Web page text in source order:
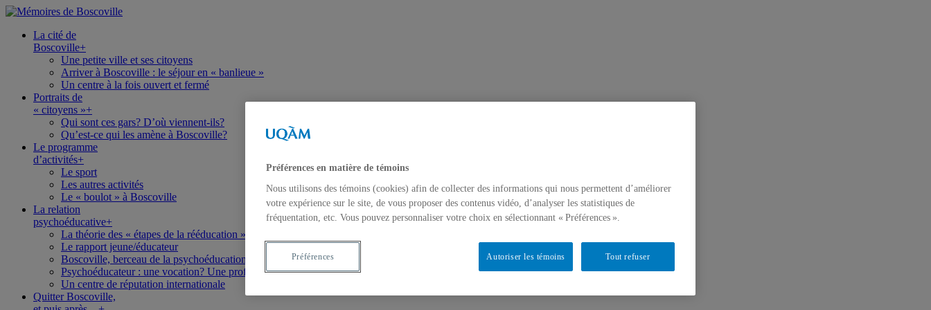
La cité de
Boscoville+
Une petite ville et ses citoyens
Arriver à Boscoville : le séjour en « banlieue »
Un centre à la fois ouvert et fermé
Portraits de
« citoyens »+
Qui sont ces gars? D’où viennent-ils?
Qu’est-ce qui les amène à Boscoville?
Le programme
d’activités+
Le sport
Les autres activités
Le « boulot » à Boscoville
La relation
psychoéducative+
La théorie des « étapes de la rééducation »
Le rapport jeune/éducateur
Boscoville, berceau de la psychoéducation
Psychoéducateur : une vocation? Une profession?
Un centre de réputation internationale
Quitter Boscoville,
Préférences en matière de témoins
Nous utilisons des témoins (cookies) afin de collecter des informations qui nous permettent d’améliorer
votre expérience sur le site, de vous proposer des contenus vidéo, d’analyser les statistiques de
fréquentation, etc. Vous pouvez personnaliser votre choix en sélectionnant « Préférences ».
Tout refuser
Autoriser les témoins
Préférences